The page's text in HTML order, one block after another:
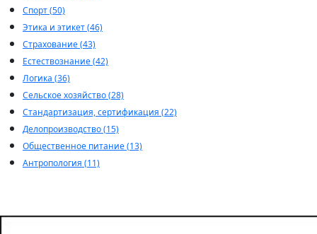
Спорт (50)
Этика и этикет (46)
Страхование (43)
Естествознание (42)
Логика (36)
Сельское хозяйство (28)
Стандартизация, сертификация (22)
Делопроизводство (15)
Общественное питание (13)
Антропология (11)